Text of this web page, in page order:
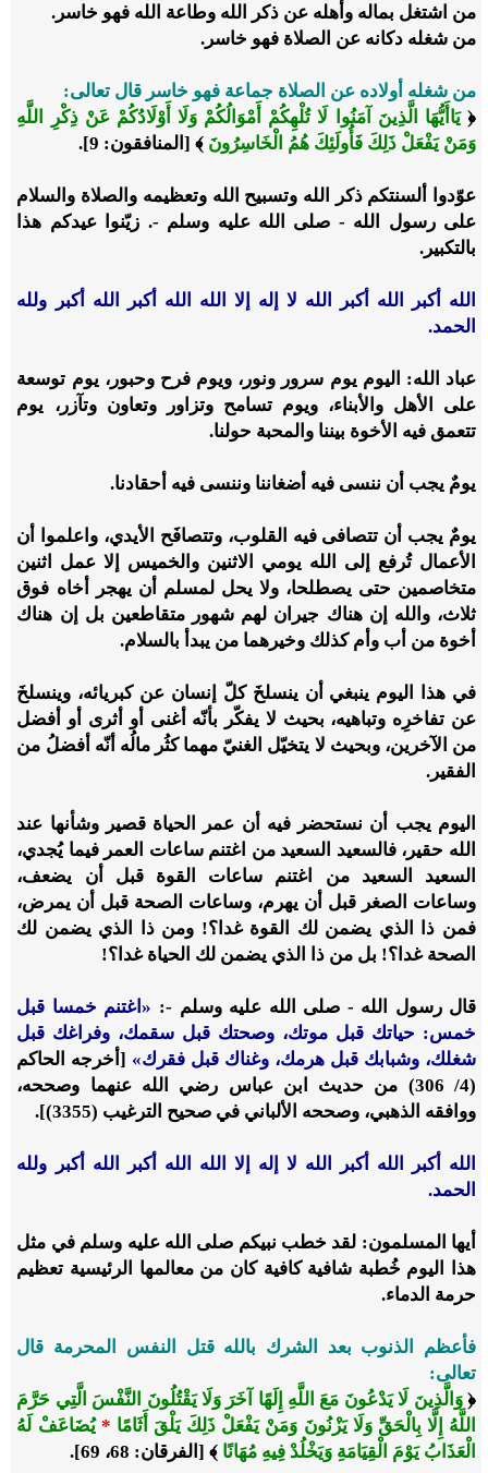
من اشتغل بماله وأهله عن ذكر الله وطاعة الله فهو خاسر.
من شغله دكانه عن الصلاة فهو خاسر.
من شغله أولاده عن الصلاة جماعة فهو خاسر قال تعالى:
﴿يَاأَيُّهَا الَّذِينَ آمَنُوا لَا تُلْهِكُمْ أَمْوَالُكُمْ وَلَا أَوْلَادُكُمْ عَنْ ذِكْرِ اللَّهِ
وَمَنْ يَفْعَلْ ذَلِكَ فَأُولَئِكَ هُمُ الْخَاسِرُونَ ﴾ [المنافقون: 9].
عوّدوا ألسنتكم ذكر الله وتسبيح الله وتعظيمه والصلاة والسلام
على رسول الله - صلى الله عليه وسلم -. زيّنوا عيدكم هذا
بالتكبير.
الله أكبر الله أكبر الله لا إله إلا الله الله أكبر الله أكبر ولله
الحمد.
عباد الله: اليوم يوم سرور ونور، ويوم فرح وحبور، يوم توسعة
على الأهل والأبناء، ويوم تسامح وتزاور وتعاون وتآزر، يوم
تتعمق فيه الأخوة بيننا والمحبة حولنا.
يومٌ يجب أن ننسى فيه أضغاننا وننسى فيه أحقادنا.
يومٌ يجب أن تتصافى فيه القلوب، وتتصافَح الأيدي، واعلموا أن
الأعمال تُرفع إلى الله يومي الاثنين والخميس إلا عمل اثنين
متخاصمين حتى يصطلحا، ولا يحل لمسلم أن يهجر أخاه فوق
ثلاث، والله إن هناك جيران لهم شهور متقاطعين بل إن هناك
أخوة من أب وأم كذلك وخيرهما من يبدأ بالسلام.
في هذا اليوم ينبغي أن ينسلخَ كلّ إنسان عن كبريائه، وينسلخَ
عن تفاخرِه وتباهيه، بحيث لا يفكّر بأنّه أغنى أو أثرى أو أفضل
من الآخرين، وبحيث لا يتخيّل الغنيّ مهما كثُر مالُه أنّه أفضلُ من
الفقير.
اليوم يجب أن نستحضر فيه أن عمر الحياة قصير وشأنها عند
الله حقير، فالسعيد السعيد من اغتنم ساعات العمر فيما يُجدي،
السعيد السعيد من اغتنم ساعات القوة قبل أن يضعف،
وساعات الصغر قبل أن يهرم، وساعات الصحة قبل أن يمرض،
فمن ذا الذي يضمن لك القوة غدا؟! ومن ذا الذي يضمن لك
الصحة غدا؟! بل من ذا الذي يضمن لك الحياة غدا؟!
قال رسول الله - صلى الله عليه وسلم -: «اغتنم خمسا قبل
خمس: حياتك قبل موتك، وصحتك قبل سقمك، وفراغك قبل
شغلك، وشبابك قبل هرمك، وغناك قبل فقرك» [أخرجه الحاكم
(4/ 306) من حديث ابن عباس رضي الله عنهما وصححه،
ووافقه الذهبي، وصححه الألباني في صحيح الترغيب (3355)].
الله أكبر الله أكبر الله لا إله إلا الله الله أكبر الله أكبر ولله
الحمد.
أيها المسلمون: لقد خطب نبيكم صلى الله عليه وسلم في مثل
هذا اليوم خُطبة شافية كافية كان من معالمها الرئيسية تعظيم
حرمة الدماء.
فأعظم الذنوب بعد الشرك بالله قتل النفس المحرمة قال
تعالى:
﴿وَالَّذِينَ لَا يَدْعُونَ مَعَ اللَّهِ إِلَهًا آخَرَ وَلَا يَقْتُلُونَ النَّفْسَ الَّتِي حَرَّمَ
اللَّهُ إِلَّا بِالْحَقِّ وَلَا يَزْنُونَ وَمَنْ يَفْعَلْ ذَلِكَ يَلْقَ أَثَامًا * يُضَاعَفْ لَهُ
الْعَذَابُ يَوْمَ الْقِيَامَةِ وَيَخْلُدْ فِيهِ مُهَانًا ﴾ [الفرقان: 68، 69].